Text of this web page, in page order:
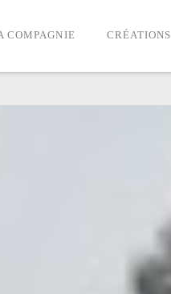
COMPAGNIE CRÉATIONS